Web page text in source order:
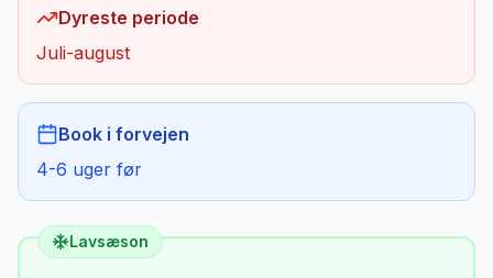
Dyreste periode
Juli-august
Book i forvejen
4-6 uger før
Lavsæson